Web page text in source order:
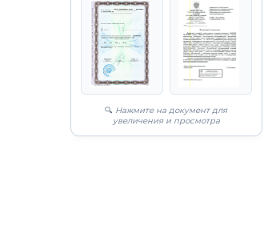
🔍 Нажмите на документ для
увеличения и просмотра